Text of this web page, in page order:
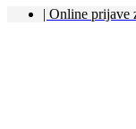
| Online prijave